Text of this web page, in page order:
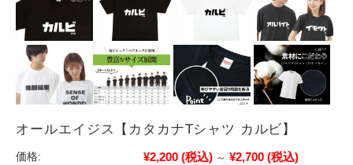
オールエイジス【カタカナTシャツ カルビ】
価格: ¥2,200 (税込) ～ ¥2,700 (税込)